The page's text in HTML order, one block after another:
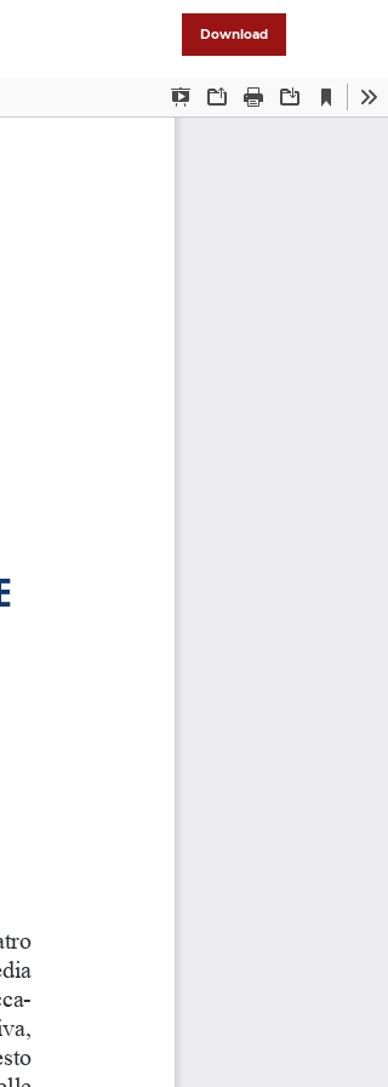
Download